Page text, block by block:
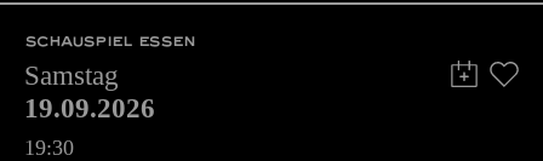
SCHAUSPIEL ESSEN
Samstag
19.09.2026
19:30